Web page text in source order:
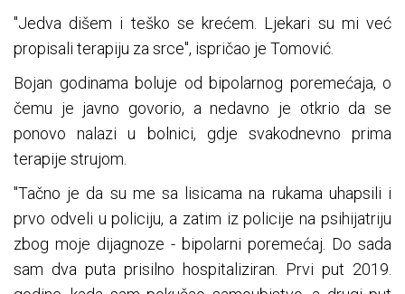
"Jedva dišem i teško se krećem. Ljekari su mi već
propisali terapiju za srce", ispričao je Tomović.
Bojan godinama boluje od bipolarnog poremećaja, o
čemu je javno govorio, a nedavno je otkrio da se
ponovo nalazi u bolnici, gdje svakodnevno prima
terapije strujom.
"Tačno je da su me sa lisicama na rukama uhapsili i
prvo odveli u policiju, a zatim iz policije na psihijatriju
zbog moje dijagnoze - bipolarni poremećaj. Do sada
sam dva puta prisilno hospitaliziran. Prvi put 2019.